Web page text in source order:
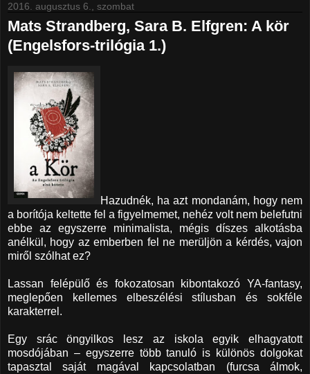
2016. augusztus 6., szombat
Mats Strandberg, Sara B. Elfgren: A kör
(Engelsfors-trilógia 1.)
Hazudnék, ha azt mondanám, hogy nem
a borítója keltette fel a figyelmemet, nehéz volt nem belefutni
ebbe az egyszerre minimalista, mégis díszes alkotásba
anélkül, hogy az emberben fel ne merüljön a kérdés, vajon
miről szólhat ez?
Lassan felépülő és fokozatosan kibontakozó YA-fantasy,
meglepően kellemes elbeszélési stílusban és sokféle
karakterrel.
Egy srác öngyilkos lesz az iskola egyik elhagyatott
mosdójában – egyszerre több tanuló is különös dolgokat
tapasztal saját magával kapcsolatban (furcsa álmok,